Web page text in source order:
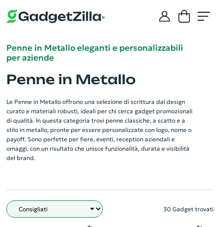
Penne in Metallo eleganti e personalizzabili
per aziende
Penne in Metallo
Le Penne in Metallo offrono una selezione di scrittura dal design
curato e materiali robusti, ideali per chi cerca gadget promozionali
di qualità. In questa categoria trovi penne classiche, a scatto e a
stilo in metallo, pronte per essere personalizzate con logo, nome o
payoff. Sono perfette per fiere, eventi, reception aziendali e
omaggi, con un risultato che unisce funzionalità, durata e visibilità
del brand.
Filtro 30 Gadget trovati